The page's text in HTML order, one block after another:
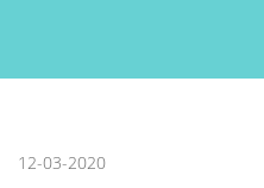
12-03-2020